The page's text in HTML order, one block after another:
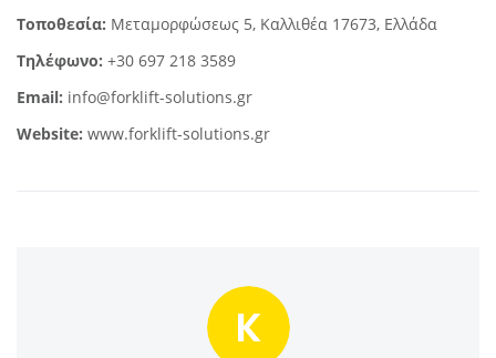
Τοποθεσία: Μεταμορφώσεως 5, Καλλιθέα 17673, Ελλάδα
Τηλέφωνο: +30 697 218 3589
Email: info@forklift-solutions.gr
Website: www.forklift-solutions.gr
K